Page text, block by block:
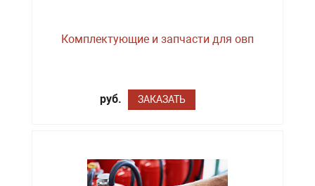
Комплектующие и запчасти для овп
руб. ЗАКАЗАТЬ